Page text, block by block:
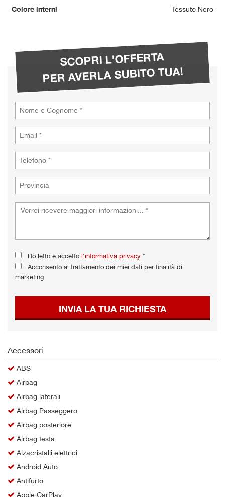
Colore interni Tessuto Nero
SCOPRI L'OFFERTA
PER AVERLA SUBITO TUA!
Ho letto e accetto l'informativa privacy *
Acconsento al trattamento dei miei dati per finalità di
marketing
INVIA LA TUA RICHIESTA
Accessori
ABS
Airbag
Airbag laterali
Airbag Passeggero
Airbag posteriore
Airbag testa
Alzacristalli elettrici
Android Auto
Antifurto
Apple CarPlay
momento.
Cookie necessari
Cookie delle preferenze
Cookie analitici
Cookie di marketing
cookie
policy